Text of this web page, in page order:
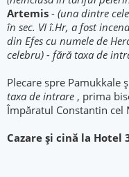
Artemis - (una dintre
în sec. VI î.Hr, a fost
din Efes cu numele de
celebru) - fără taxa de
Plecare spre Pamukkale
taxa de intrare , prima
Împăratul Constantin cel
Cazare şi cină la